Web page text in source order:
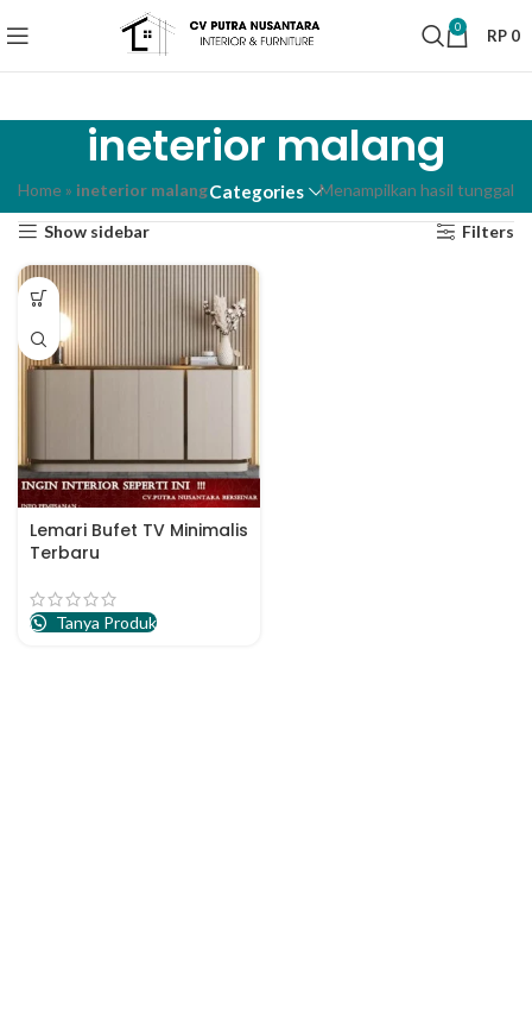
0 RP 0
ineterior malang
Categories
Home» ineterior malang Menampilkan hasil tunggal
Show sidebar Filters
Lemari Bufet TV Minimalis
Terbaru
Tanya Produk